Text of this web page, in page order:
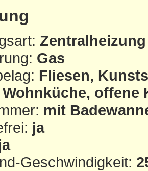
Zentralheizung
Gas
Fliesen,
Wohnküche, offene
mit
ja
Geschwindigkeit: